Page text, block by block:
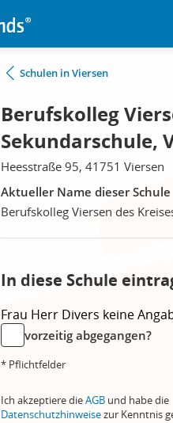
Schulen in Viersen
Berufskolleg
Sekundarschule,
Heesstraße 95, 41751 Viersen
Aktueller Name dieser Schule
Berufskolleg Viersen des
In diese Schule
Frau Herr Divers keine
vorzeitig abgegangen?
* Pflichtfelder
Ich akzeptiere dieAGB und habe die
Datenschutzhinweisezur Kenntnis